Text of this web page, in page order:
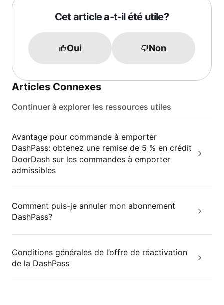
Cet article a-t-il été utile?
Oui Non
Articles Connexes
Continuer à explorer les ressources utiles
Avantage pour commande à emporter
DashPass: obtenez une remise de 5 % en crédit
DoorDash sur les commandes à emporter
admissibles
Comment puis-je annuler mon abonnement
DashPass?
Conditions générales de l’offre de réactivation
de la DashPass